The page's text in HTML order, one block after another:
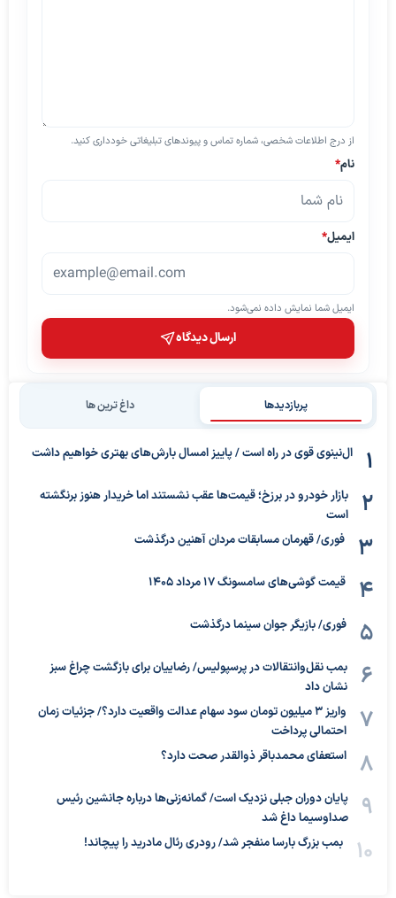
از درج اطلاعات شخصی، شماره تماس و پیوندهای تبلیغاتی خودداری کنید.
نام*
ایمیل*
ایمیل شما نمایش داده نمی‌شود.
ارسال دیدگاه
پربازدیدها داغ ترین ها
ال‌نینوی قوی در راه است / پاییز امسال بارش‌های بهتری خواهیم داشت
بازار خودرو در برزخ؛ قیمت‌ها عقب نشستند اما خریدار هنوز برنگشته
است
فوری/ قهرمان مسابقات مردان آهنین درگذشت
قیمت گوشی‌های سامسونگ 17 مرداد 1405
فوری/ بازیگر جوان سینما درگذشت
بمب نقل‌وانتقالات در پرسپولیس/ رضاییان برای بازگشت چراغ سبز
نشان داد
واریز ۳ میلیون تومان سود سهام عدالت واقعیت دارد؟/ جزئیات زمان
احتمالی پرداخت
استعفای محمدباقر ذوالقدر صحت دارد؟
پایان دوران جبلی نزدیک است/ گمانه‌زنی‌ها درباره جانشین رئیس
صداوسیما داغ شد
بمب بزرگ بارسا منفجر شد/ رودری رئال مادرید را پیچاند!